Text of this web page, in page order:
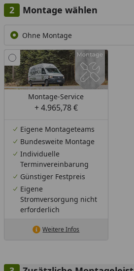
Montage wählen
Ohne Montage
Montage-Service
+ 4.965,78 €
Eigene Montageteams
Bundesweite Montage
Individuelle
Terminvereinbarung
Günstiger Festpreis
Eigene
Stromversorgung nicht
erforderlich
Weitere Infos